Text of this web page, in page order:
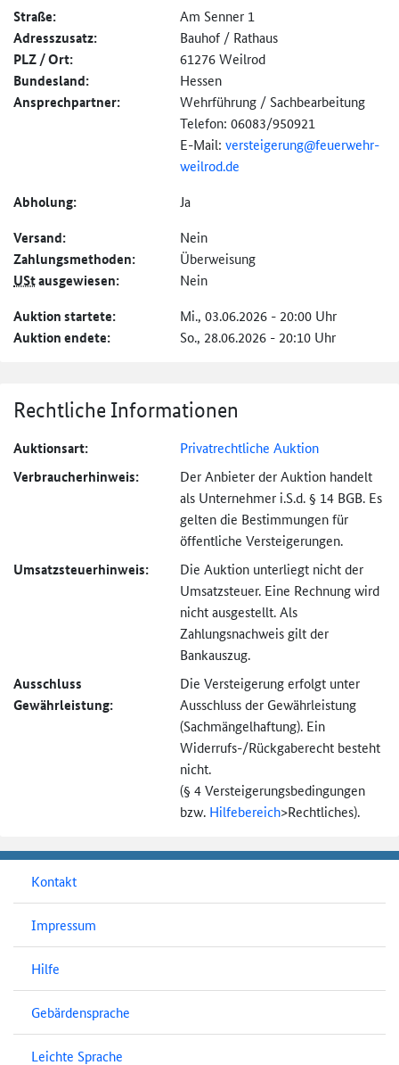
Straße: Am Senner 1
Adresszusatz: Bauhof / Rathaus
PLZ / Ort: 61276 Weilrod
Bundesland: Hessen
Ansprechpartner:
Wehrführung / Sachbearbeitung
Telefon: 06083/950921
E-Mail: versteigerung@feuerwehr-
weilrod.de
Abholung: Ja
Versand: Nein
Zahlungs­methoden: Überweisung
UStausgewiesen: Nein
Auktion startete: Mi., 03.06.2026 - 20:00 Uhr
Auktion endete: So., 28.06.2026 - 20:10 Uhr
Rechtliche Informationen
Auktionsart: Privatrechtliche Auktion
Verbraucher­hinweis:
Der Anbieter der Auktion handelt
als Unternehmer i.S.d. § 14 BGB. Es
gelten die Bestimmungen für
öffentliche Versteigerungen.
Umsatzsteuer­hinweis:
Die Auktion unterliegt nicht der
Umsatzsteuer. Eine Rechnung wird
nicht ausgestellt. Als
Zahlungsnachweis gilt der
Bankauszug.
Ausschluss
Gewährleistung:
Die Versteigerung erfolgt unter
Ausschluss der Gewährleistung
(Sachmängel­haftung). Ein
Widerrufs-/Rückgaberecht besteht
nicht.
(§ 4 Versteigerungs­bedingungen
bzw. Hilfebereich>Rechtliches).
Kontakt
Impressum
Hilfe
Gebärdensprache
Leichte Sprache